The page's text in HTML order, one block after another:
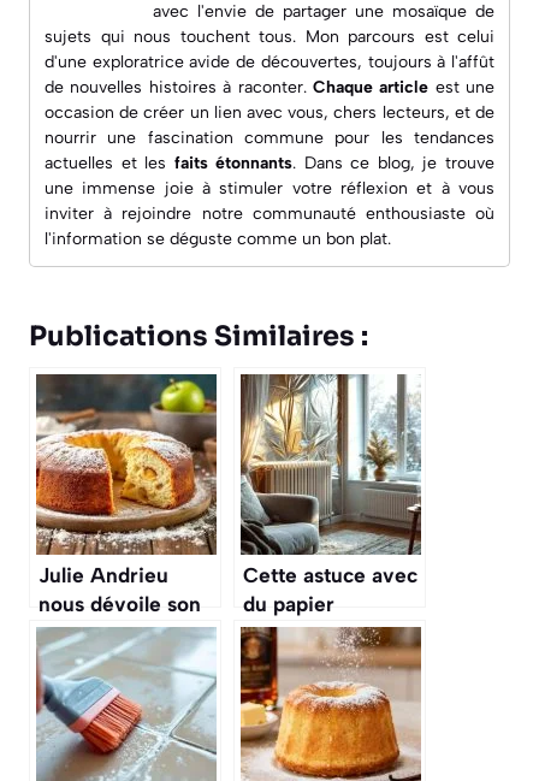
avec l'envie de partager une mosaïque de
sujets qui nous touchent tous. Mon parcours est celui
d'une exploratrice avide de découvertes, toujours à l'affût
de nouvelles histoires à raconter. Chaque article est une
occasion de créer un lien avec vous, chers lecteurs, et de
nourrir une fascination commune pour les tendances
actuelles et les faits étonnants. Dans ce blog, je trouve
une immense joie àstimuler votre réflexion et à vous
inviter à rejoindre notre communauté enthousiaste où
l'information se déguste comme un bon plat.
Publications Similaires :
Julie Andrieu
nous dévoile son
gâteau aux
pommes préféré «
c’est bien meilleur
qu’une simple
tarte »
Cette astuce avec
du papier
aluminium rend
vos radiateurs
bien plus efficaces
en hiver